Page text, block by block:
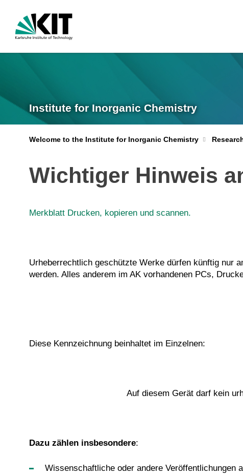
Institute for Inorganic Chemistry
Welcome to the Institute for Inorganic Chemistry
Wichtiger Hinweis
Merkblatt Drucken, kopieren und scannen.
Urheberrechtlich geschützte Werke dürfen künftig nur
werden. Alles anderem im AK vorhandenen PCs,
Diese Kennzeichnung beinhaltet im Einzelnen:
Auf diesem Gerät darf kein
Dazu zählen insbesondere:
Wissenschaftliche oder andere Veröffentlichungen